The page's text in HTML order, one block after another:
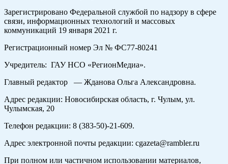
Зарегистрировано Федеральной службой по надзору в сфере
связи, информационных технологий и массовых
коммуникаций 19 января 2021 г.
Регистрационный номер Эл № ФС77-80241
Учредитель: ГАУ НСО «РегионМедиа».
Главный редактор — Жданова Ольга Александровна.
Адрес редакции: Новосибирская область, г. Чулым, ул.
Чулымская, 20
Телефон редакции: 8 (383-50)-21-609.
Адрес электронной почты редакции: cgazeta@rambler.ru
При полном или частичном использовании материалов,